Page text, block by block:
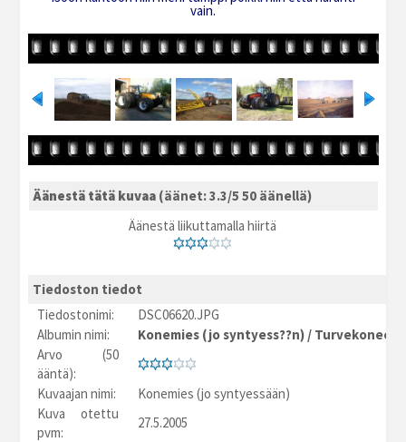
vain.
Äänestä tätä kuvaa (äänet: 3.3/5 50 äänellä)
Äänestä liikuttamalla hiirtä
Tiedoston tiedot
Tiedostonimi:
DSC06620.JPG
Albumin nimi:
Konemies (jo syntyess??n) / Turvekoneet
Arvo (50
ääntä):
Kuvaajan nimi:
Konemies (jo syntyessään)
Kuva otettu
pvm:
27.5.2005